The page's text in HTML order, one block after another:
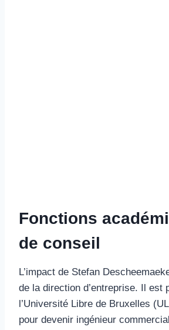
Fonctions
de conseil
L’impact de Stefan
de la direction d’entreprise. Il est
l’Université Libre de Bruxelles
pour devenir ingénieur